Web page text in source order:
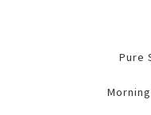
Pure